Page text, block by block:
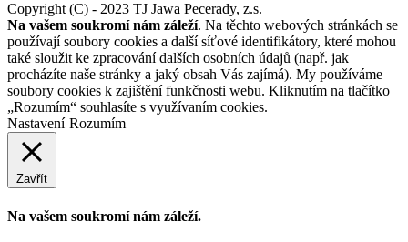
Copyright (C) - 2023 TJ Jawa Pecerady, z.s.
Na vašem soukromí nám záleží. Na těchto webových stránkách se
používají soubory cookies a další síťové identifikátory, které mohou
také sloužit ke zpracování dalších osobních údajů (např. jak
procházíte naše stránky a jaký obsah Vás zajímá). My používáme
soubory cookies k zajištění funkčnosti webu. Kliknutím na tlačítko
„Rozumím“ souhlasíte s využívaním cookies.
Nastavení Rozumím
Zavřít
Na vašem soukromí nám záleží.